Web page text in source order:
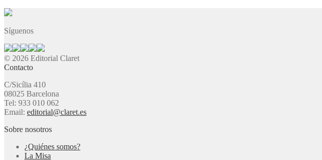
Síguenos
© 2026 Editorial Claret
Contacto
C/Sicília 410
08025 Barcelona
Tel: 933 010 062
Email: editorial@claret.es
Sobre nosotros
¿Quiénes somos?
La Misa